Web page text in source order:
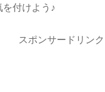
付けよう♪
スポンサードリンク